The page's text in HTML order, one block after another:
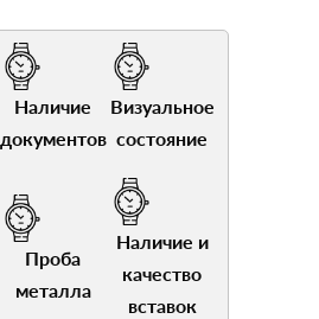
Наличие
документов
Визуальное
состояние
Проба
металла
Наличие и
качество
вставок